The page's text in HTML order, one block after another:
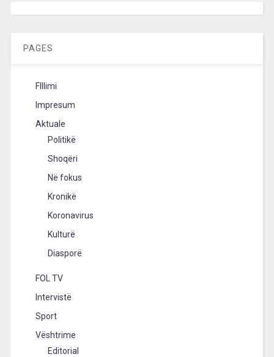
PAGES
FIllimi
Impresum
Aktuale
Politikë
Shoqëri
Në fokus
Kronikë
Koronavirus
Kulturë
Diasporë
FOL TV
Intervistë
Sport
Vështrime
Editorial